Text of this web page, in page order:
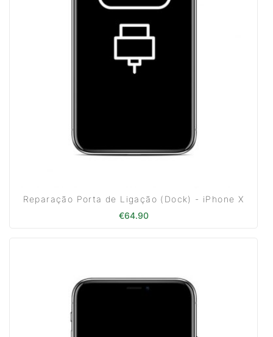
Reparação Porta de Ligação (Dock) - iPhone X
€64.90